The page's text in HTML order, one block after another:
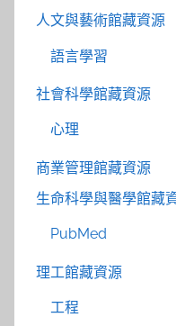
人文與藝術館藏資源
語言學習
社會科學館藏資源
心理
商業管理館藏資源
生命科學與醫學館藏
PubMed
理工館藏資源
工程